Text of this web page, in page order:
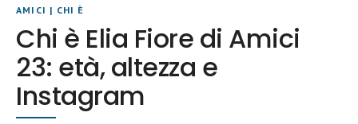
AMICI | CHI È
Chi è Elia Fiore di Amici
23: età, altezza e
Instagram